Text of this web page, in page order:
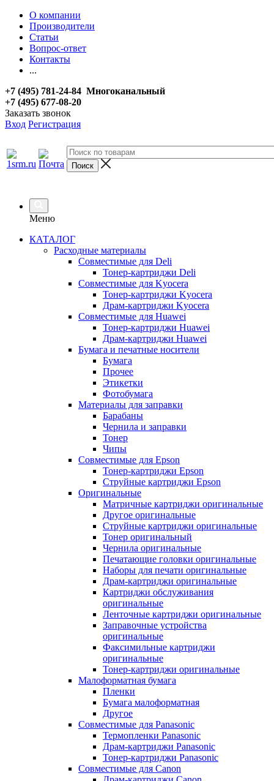
О компании
Производители
Статьи
Вопрос-ответ
Контакты
...
+7 (495) 781-24-84 Многоканальный
+7 (495) 677-08-20
Заказать звонок
Вход Регистрация
Меню
КАТАЛОГ
Расходные материалы
Совместимые для Deli
Тонер-картриджи Deli
Совместимые для Kyocera
Тонер-картриджи Kyocera
Драм-картриджи Kyocera
Совместимые для Huawei
Тонер-картриджи Huawei
Драм-картриджи Huawei
Бумага и печатные носители
Бумага
Прочее
Этикетки
Фотобумага
Материалы для заправки
Барабаны
Чернила и заправки
Тонер
Чипы
Совместимые для Epson
Тонер-картриджи Epson
Струйные картриджи Epson
Оригинальные
Матричные картриджи оригинальные
Другое оригинальные
Струйные картриджи оригинальные
Тонер оригинальный
Чернила оригинальные
Печатающие головки оригинальные
Наборы для печати оригинальные
Драм-картриджи оригинальные
Картриджи обслуживания
оригинальные
Ленточные картриджи оригинальные
Заправочные устройства
оригинальные
Факсимильные картриджи
оригинальные
Тонер-картриджи оригинальные
Малоформатная бумага
Пленки
Бумага малоформатная
Другое
Совместимые для Panasonic
Термопленки Panasonic
Драм-картриджи Panasonic
Тонер-картриджи Panasonic
Совместимые для Canon